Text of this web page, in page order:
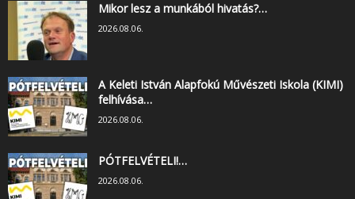
Mikor lesz a munkából hivatás?…
2026.08.06.
A Keleti István Alapfokú Művészeti Iskola (KIMI)
felhívása…
2026.08.06.
PÓTFELVÉTELI!…
2026.08.06.